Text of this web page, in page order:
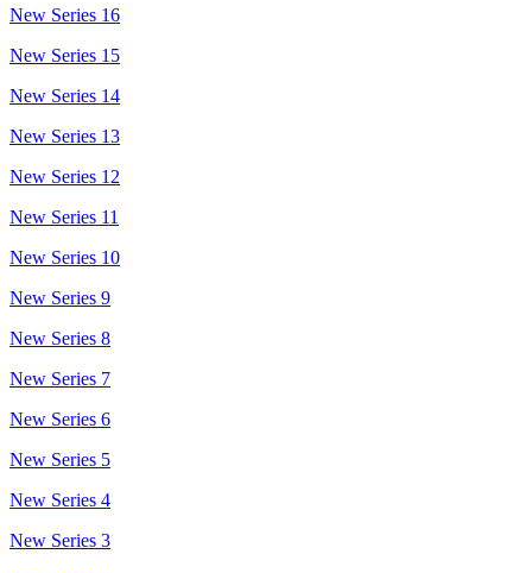
New Series 16
New Series 15
New Series 14
New Series 13
New Series 12
New Series 11
New Series 10
New Series 9
New Series 8
New Series 7
New Series 6
New Series 5
New Series 4
New Series 3